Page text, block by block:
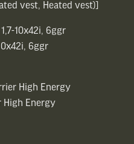
vest, Heated vest)]
10x42i, 6ggr
6ggr
High Energy
High Energy